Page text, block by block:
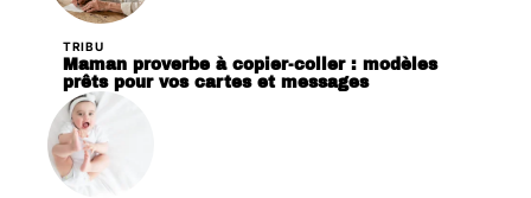
TRIBU
Maman proverbe à copier-coller : modèles
prêts pour vos cartes et messages